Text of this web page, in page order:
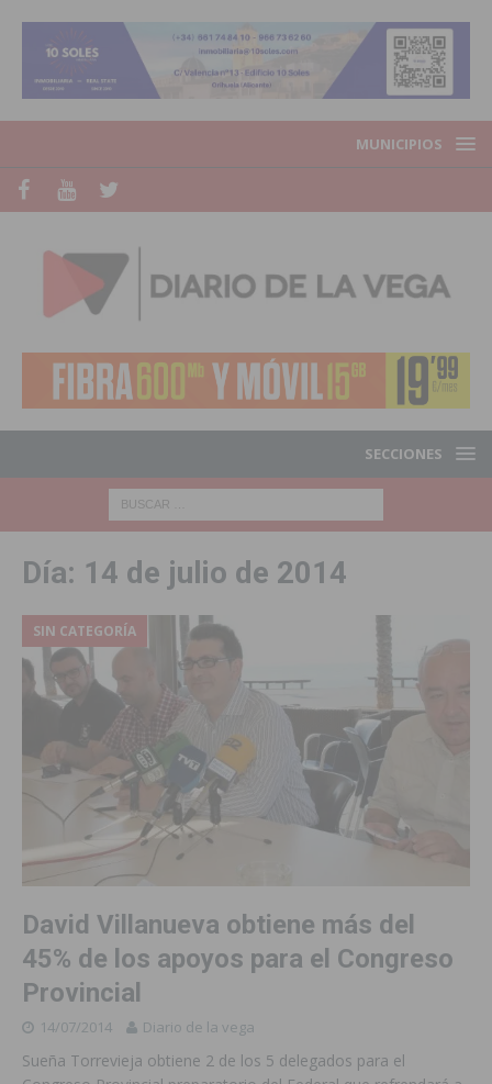
MUNICIPIOS
SECCIONES
Día: 14 de julio de 2014
SIN CATEGORÍA
David Villanueva obtiene más del
45% de los apoyos para el Congreso
Provincial
14/07/2014 Diario de la vega
Sueña Torrevieja obtiene 2 de los 5 delegados para el